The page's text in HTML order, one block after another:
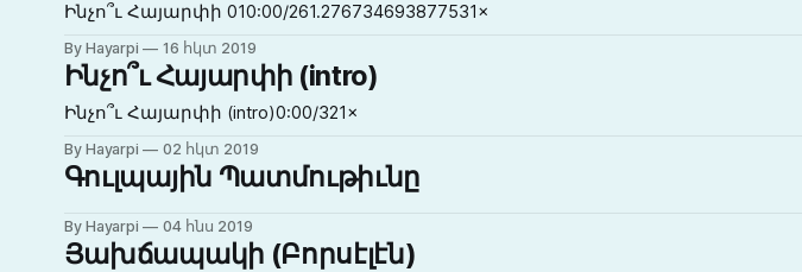
Ինչո՞ւ Հայարփի 010:00/261.276734693877531×
By Hayarpi 16 հկտ 2019
Ինչո՞ւ Հայարփի (intro)
Ինչո՞ւ Հայարփի (intro)0:00/321×
By Hayarpi 02 հկտ 2019
Գուլպային Պատմութիւնը
By Hayarpi 04 հնս 2019
Յախճապակի (Բորսէլէն)